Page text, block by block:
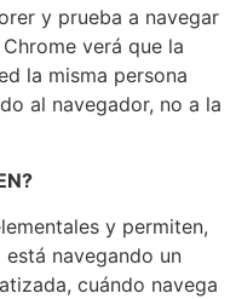
y prueba a navegar
verá que la
la misma persona
al navegador, no a la
y permiten,
navegando un
cuándo navega